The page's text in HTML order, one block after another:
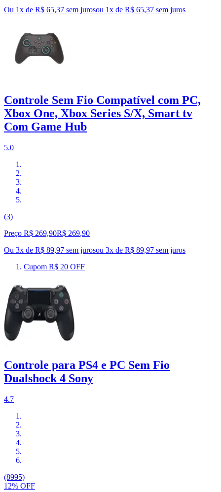
Ou 1x de R$ 65,37 sem jurosou 1x de R$ 65,37 sem juros
Controle Sem Fio Compatível com PC,
Xbox One, Xbox Series S/X, Smart tv
Com Game Hub
5.0
(3)
Preço R$ 269,90R$ 269,90
Ou 3x de R$ 89,97 sem jurosou 3x de R$ 89,97 sem juros
Cupom R$ 20 OFF
Controle para PS4 e PC Sem Fio
Dualshock 4 Sony
4.7
(8995)
12% OFF